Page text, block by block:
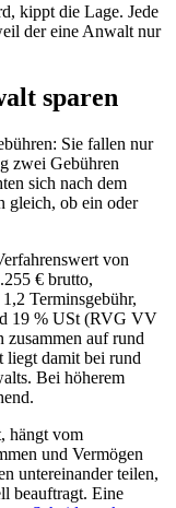
kippt die Lage. Jede
der eine Anwalt nur
sparen
Sie fallen nur
zwei Gebühren
sich nach dem
gleich, ob ein oder
von
€ brutto,
Terminsgebühr,
19 % USt (RVG VV
auf rund
liegt damit bei rund
Bei höherem
hängt vom
und Vermögen
untereinander teilen,
beauftragt. Eine